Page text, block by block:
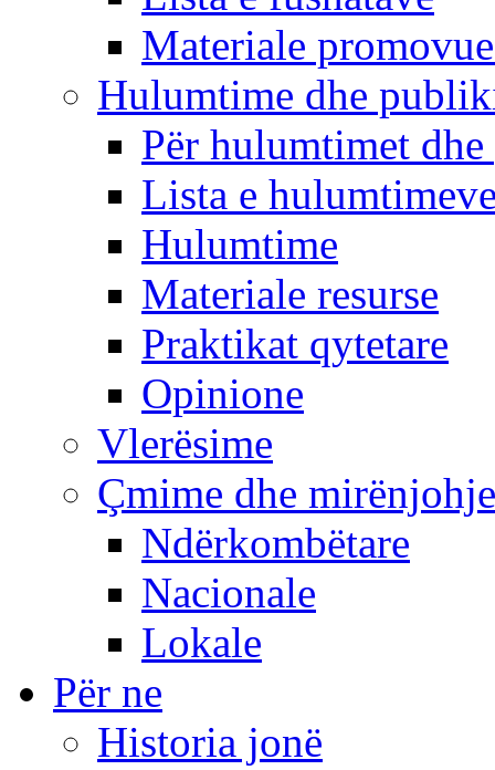
Materiale
Hulumtime dhe
Për hulumtimet
Lista e
Hulumtime
Materiale resurse
Praktikat qytetare
Opinione
Vlerësime
Çmime dhe mirënjohje
Ndërkombëtare
Nacionale
Lokale
Për ne
Historia jonë